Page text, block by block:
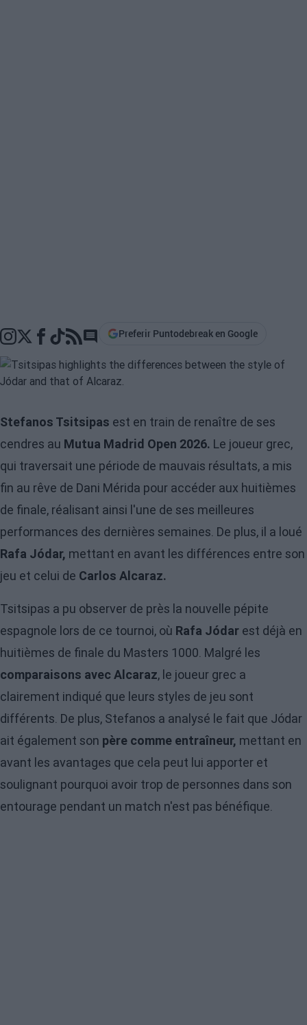
Go to comments section
Preferir Puntodebreak en Google
Stefanos Tsitsipas est en train de renaître de ses
cendres au Mutua Madrid Open 2026. Le joueur grec,
qui traversait une période de mauvais résultats, a mis
fin au rêve de Dani Mérida pour accéder aux huitièmes
de finale, réalisant ainsi l'une de ses meilleures
performances des dernières semaines. De plus, il a loué
Rafa Jódar, mettant en avant les différences entre son
jeu et celui de Carlos Alcaraz.
Tsitsipas a pu observer de près la nouvelle pépite
espagnole lors de ce tournoi, où Rafa Jódar est déjà en
huitièmes de finale du Masters 1000. Malgré les
comparaisons avec Alcaraz, le joueur grec a
clairement indiqué que leurs styles de jeu sont
différents. De plus, Stefanos a analysé le fait que Jódar
ait également son père comme entraîneur, mettant en
avant les avantages que cela peut lui apporter et
soulignant pourquoi avoir trop de personnes dans son
entourage pendant un match n'est pas bénéfique.